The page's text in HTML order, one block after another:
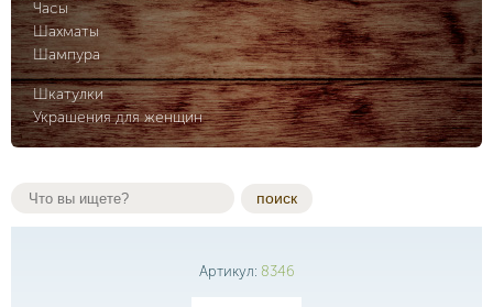
Часы
Шахматы
Шампура
Шкатулки
Украшения для женщин
поиск
Артикул: 8346